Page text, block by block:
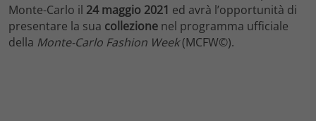
Monte-Carlo il 24 maggio 2021 ed avrà l’opportunità di
presentare la sua collezione nel programma ufficiale
della Monte-Carlo Fashion Week(MCFW©).